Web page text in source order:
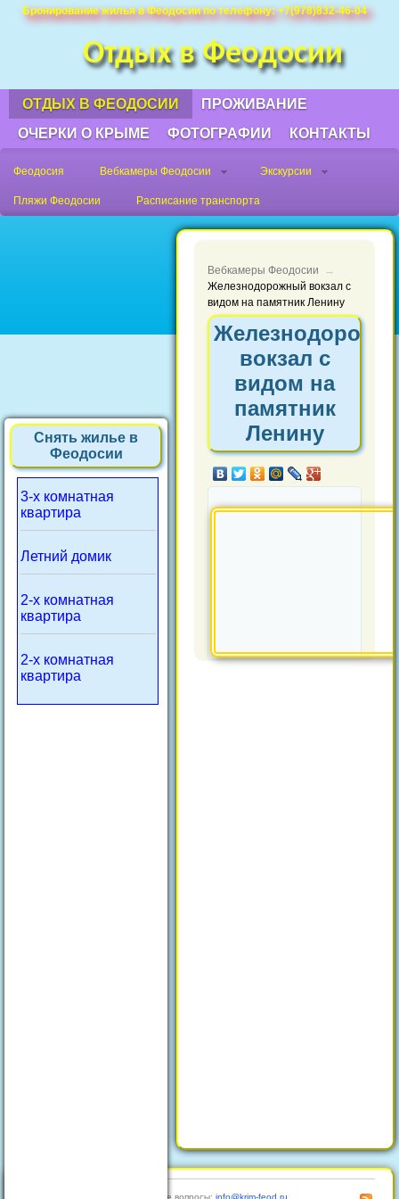
Отдых в Феодосии
Бронирование жилья в Феодосии по телефону: +7(978)832-46-04
Недорого снять жилье, квртиру в
частном секторе, посуточно или на
длительный срок.
ОТДЫХ В ФЕОДОСИИ
ПРОЖИВАНИЕ
ОЧЕРКИ О КРЫМЕ
ФОТОГРАФИИ КОНТАКТЫ
Феодосия Вебкамеры Феодосии Экскурсии
Пляжи Феодосии Расписание транспорта
Снять жилье в
Феодосии
3-х комнатная
квартира
Летний домик
2-х комнатная
квартира
2-х комнатная
квартира
Вебкамеры Феодосии
→
Железнодорожный вокзал с
видом на памятник Ленину
вокзал с
видом на
памятник
Ленину
Любые вопросы: info@krim-feod.ru